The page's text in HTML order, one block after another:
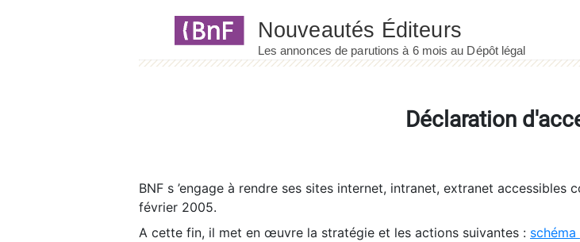
Déclaration
BNF s ’engage à rendre ses sites internet, intranet, extranet accessibles
février 2005.
A cette fin, il met en œuvre la stratégie et les actions suivantes :